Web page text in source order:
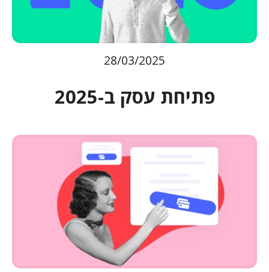
28/03/2025
פתיחת עסק ב-2025